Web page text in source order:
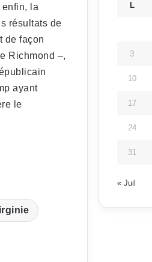
la
résultats de
de façon
Richmond –,
ayant
le
L
3
10
17
24
31
« Juil